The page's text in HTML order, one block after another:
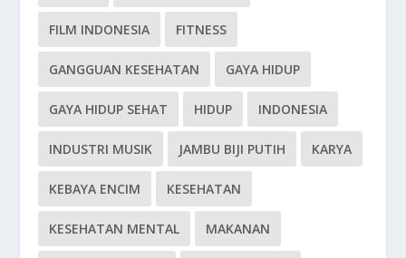
FILM INDONESIA FITNESS
GANGGUAN KESEHATAN GAYA HIDUP
GAYA HIDUP SEHAT HIDUP INDONESIA
INDUSTRI MUSIK JAMBU BIJI PUTIH KARYA
KEBAYA ENCIM KESEHATAN
KESEHATAN MENTAL MAKANAN